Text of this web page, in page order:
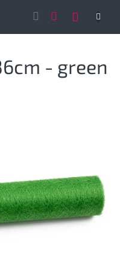
- green